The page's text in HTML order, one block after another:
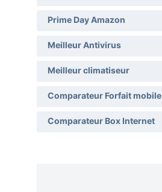
Prime Day Amazon
Meilleur Antivirus
Meilleur climatiseur
Comparateur Forfait mobile
Comparateur Box Internet